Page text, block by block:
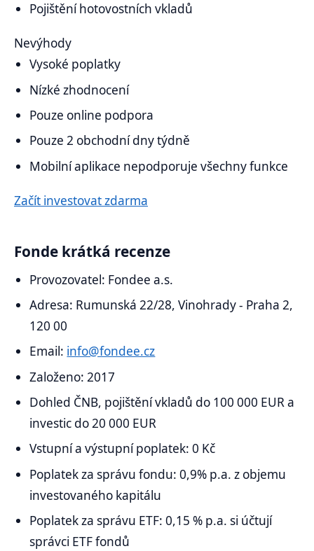
Pojištění hotovostních vkladů
Nevýhody
Vysoké poplatky
Nízké zhodnocení
Pouze online podpora
Pouze 2 obchodní dny týdně
Mobilní aplikace nepodporuje všechny funkce
Začít investovat zdarma
Fonde krátká recenze
Provozovatel: Fondee a.s.
Adresa: Rumunská 22/28, Vinohrady - Praha 2,
120 00
Email: info@fondee.cz
Založeno: 2017
Dohled ČNB, pojištění vkladů do 100 000 EUR a
investic do 20 000 EUR
Vstupní a výstupní poplatek: 0 Kč
Poplatek za správu fondu: 0,9% p.a. z objemu
investovaného kapitálu
Poplatek za správu ETF: 0,15 % p.a. si účtují
správci ETF fondů